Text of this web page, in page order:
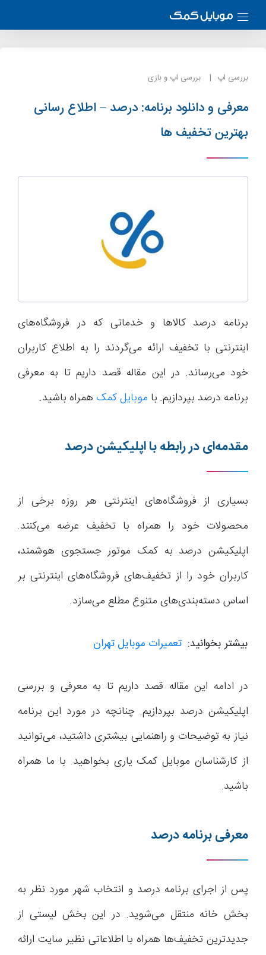
بررسی اپ بررسی اپ و بازی
معرفی و دانلود برنامه: درصد – اطلاع رسانی
بهترین تخفیف ها
برنامه درصد کالاها و خدماتی که در فروشگاه‌های
اینترنتی با تخفیف ارائه می‌گردند را به اطلاع کاربران
خود می‌رساند. در این مقاله قصد داریم تا به معرفی
برنامه درصد بپردازیم. با موبایل کمک همراه باشید.
مقدمه‌ای در رابطه با اپلیکیشن درصد
بسیاری از فروشگاه‌های اینترنتی هر روزه برخی از
محصولات خود را همراه با تخفیف عرضه می‌کنند.
اپلیکیشن درصد به کمک موتور جستجوی هوشمند،
کاربران خود را از تخفیف‌های فروشگاه‌های اینترنتی بر
اساس دسته‌بندی‌های متنوع مطلع می‌سازد.
بیشتر بخوانید: تعمیرات موبایل تهران
در ادامه این مقاله قصد داریم تا به معرفی و بررسی
اپلیکیشن درصد بپردازیم. چنانچه در مورد این برنامه
نیاز به توضیحات و راهنمایی بیشتری داشتید، می‌توانید
از کارشناسان موبایل کمک یاری بخواهید. با ما همراه
باشید.
معرفی برنامه درصد
پس از اجرای برنامه درصد و انتخاب شهر مورد نظر به
بخش خانه منتقل می‌شوید. در این بخش لیستی از
جدیدترین تخفیف‌ها همراه با اطلاعاتی نظیر سایت ارائه